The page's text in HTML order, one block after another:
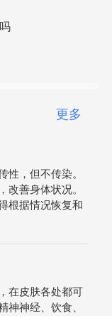
更多
性，但不传染。
改善身体状况。
根据情况恢复和
在皮肤各处都可
神神经、饮食、